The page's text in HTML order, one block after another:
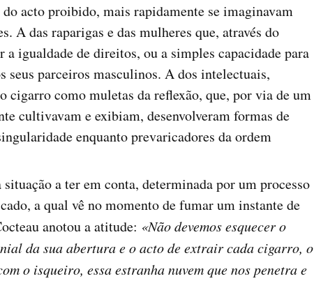
acto proibido, mais rapidamente se imaginavam
A das raparigas e das mulheres que, através do
igualdade de direitos, ou a simples capacidade para
seus parceiros masculinos. A dos intelectuais,
cigarro como muletas da reflexão, que, por via de um
cultivavam e exibiam, desenvolveram formas de
enquanto prevaricadores da ordem
a ter em conta, determinada por um processo
a qual vê no momento de fumar um instante de
anotou a atitude: «Não devemos esquecer o
da sua abertura e o acto de extrair cada cigarro, o
o isqueiro, essa estranha nuvem que nos penetra e